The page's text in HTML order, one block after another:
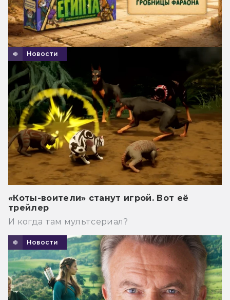
Новости
«Коты-воители» станут игрой. Вот её
трейлер
И когда там мультсериал?
Новости